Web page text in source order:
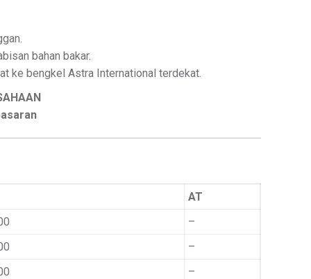
bahan bakar.
ke bengkel Astra International terdekat.
AT
–
–
–